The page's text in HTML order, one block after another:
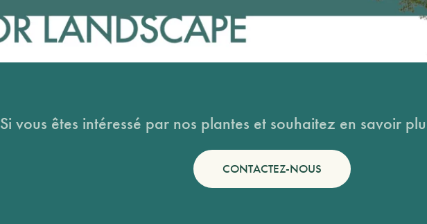
Si vous êtes intéressé par nos plantes et souhaitez en savoir
CONTACTEZ-NOUS